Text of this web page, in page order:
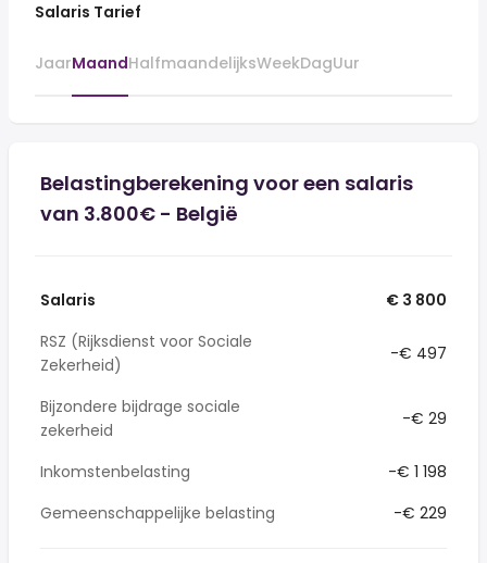
Salaris Tarief
JaarMaandHalfmaandelijksWeekDagUur
Belastingberekening voor een salaris
van 3.800€ - België
Salaris
€ 3 800
RSZ (Rijksdienst voor Sociale
Zekerheid)
-€ 497
Bijzondere bijdrage sociale
zekerheid
-€ 29
Inkomstenbelasting
-€ 1 198
Gemeenschappelijke belasting
-€ 229